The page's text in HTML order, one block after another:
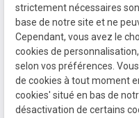
19 Bd Morland 75004
strictement nécessaires
base de notre site et ne
Cependant, vous avez le
cookies de
selon vos préférences.
de cookies à tout moment
cookies' situé en bas de
désactivation de certains